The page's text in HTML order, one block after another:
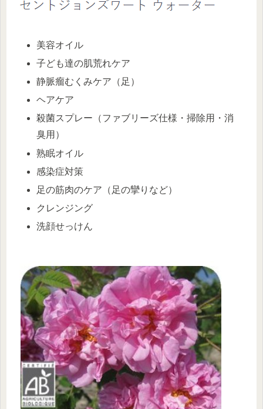
美容オイル
子ども達の肌荒れケア
静脈瘤むくみケア（足）
ヘアケア
殺菌スプレー（ファブリーズ仕様・掃除用・消
臭用）
熟眠オイル
感染症対策
足の筋肉のケア（足の攣りなど）
クレンジング
洗顔せっけん